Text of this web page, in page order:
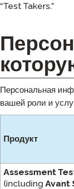
“Test Takers.”
Персональная
вашей роли и
Продукт
Assessment
(including Avant